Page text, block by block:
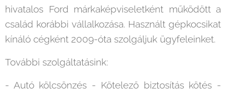
hivatalos Ford márkaképviseletként működött a
család korábbi vállalkozása. Használt gépkocsikat
kínáló cégként 2009-óta szolgáljuk ügyfeleinket.
További szolgáltatásink:
- Autó kölcsönzés - Kötelező biztosítás kötés -